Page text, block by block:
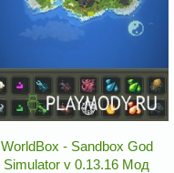
WorldBox - Sandbox God
Simulator v 0.13.16 Мод